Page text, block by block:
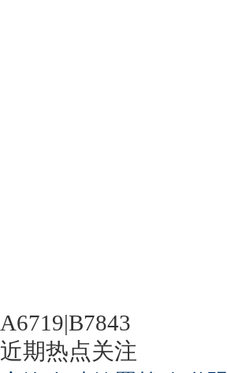
A6719|B7843
近期热点关注